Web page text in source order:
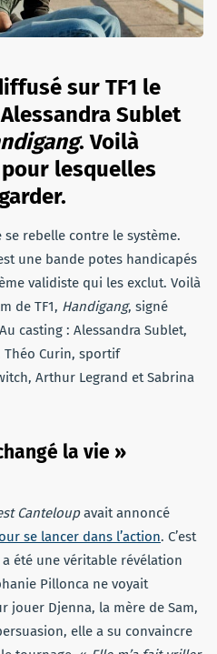
sur TF1 le
Sublet
. Voilà
lesquelles
rebelle contre le système.
une bande potes handicapés
validiste qui les exclut. Voilà
de TF1, Handigang, signé
casting : Alessandra Sublet,
Théo Curin, sportif
Arthur Legrand et Sabrina
la vie »
Canteloupavait annoncé
se lancer dans l’action. C’est
été une véritable révélation
Pillonca ne voyait
jouer Djenna, la mère de Sam,
elle a su convaincre